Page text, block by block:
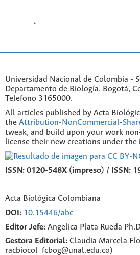
Universidad Nacional de Colombia -
Departamento de Biología. Bogotá,
Telefono 3165000.
All articles published by Acta
the Attribution-NonCommercial-
tweak, and build upon your work
license their new creations under the
ISSN: 0120-548X (impreso) / ISSN:
Acta Biológica Colombiana
DOI: 10.15446/abc
Editor Jefe: Angelica Plata Rueda
Gestora Editorial: Claudia Marcela
racbiocol_fcbog@unal.edu.co)